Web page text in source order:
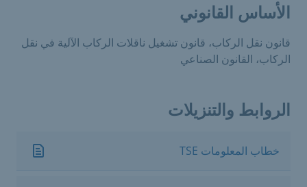
الأساس القانوني
قانون نقل الركاب، قانون تشغيل ناقلات الركاب الآلية في نقل
الركاب، القانون الصناعي
الروابط والتنزيلات
خطاب المعلومات TSE